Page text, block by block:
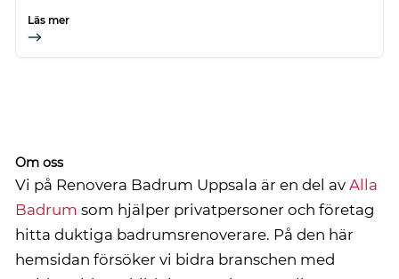
Läs mer
Om oss
Vi på Renovera Badrum Uppsala är en del av Alla
Badrum som hjälper privatpersoner och företag
hitta duktiga badrumsrenoverare. På den här
hemsidan försöker vi bidra branschen med